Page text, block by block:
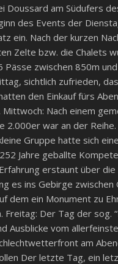
Doussard am Südufers
des Events der
ein. Nach der kurzen
Zelte bzw. die Chalets
Pässe zwischen 850m
sichtlich zufrieden,
den Einkauf fürs
Nach einem
war an der Reihe.
Gruppe hatte sich
Jahre geballte
erstaunt über
es ins Gebirge zwischen
dem ein Monument zu
Freitag: Der Tag der sog.
Ausblicke vom
am
Der letzte Tag, ein